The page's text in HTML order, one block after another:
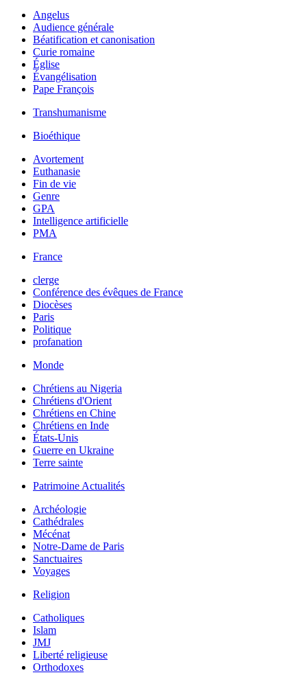
Angelus
Audience générale
Béatification et canonisation
Curie romaine
Église
Évangélisation
Pape François
Transhumanisme
Bioéthique
Avortement
Euthanasie
Fin de vie
Genre
GPA
Intelligence artificielle
PMA
France
clerge
Conférence des évêques de France
Diocèses
Paris
Politique
profanation
Monde
Chrétiens au Nigeria
Chrétiens d'Orient
Chrétiens en Chine
Chrétiens en Inde
États-Unis
Guerre en Ukraine
Terre sainte
Patrimoine Actualités
Archéologie
Cathédrales
Mécénat
Notre-Dame de Paris
Sanctuaires
Voyages
Religion
Catholiques
Islam
JMJ
Liberté religieuse
Orthodoxes